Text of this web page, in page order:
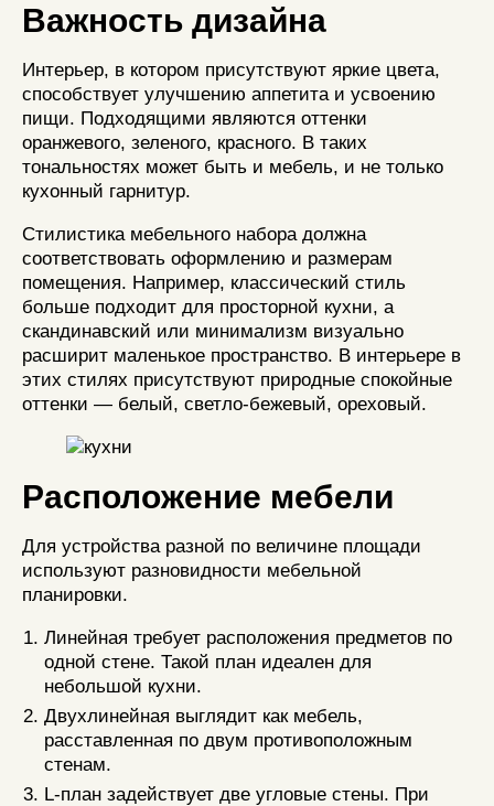
Важность дизайна
Интерьер, в котором присутствуют яркие цвета,
способствует улучшению аппетита и усвоению
пищи. Подходящими являются оттенки
оранжевого, зеленого, красного. В таких
тональностях может быть и мебель, и не только
кухонный гарнитур.
Стилистика мебельного набора должна
соответствовать оформлению и размерам
помещения. Например, классический стиль
больше подходит для просторной кухни, а
скандинавский или минимализм визуально
расширит маленькое пространство. В интерьере в
этих стилях присутствуют природные спокойные
оттенки — белый, светло-бежевый, ореховый.
Расположение мебели
Для устройства разной по величине площади
используют разновидности мебельной
планировки.
Линейная требует расположения предметов по
одной стене. Такой план идеален для
небольшой кухни.
Двухлинейная выглядит как мебель,
расставленная по двум противоположным
стенам.
L-план задействует две угловые стены. При